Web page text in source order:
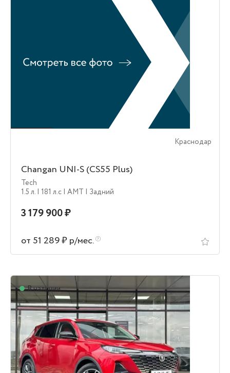
Краснодар
Changan UNI-S (CS55 Plus)
Tech
1.5 л. | 181 л.c | AMT | Задний
3 179 900 ₽
от 51 289 ₽ р/мес.
В наличии